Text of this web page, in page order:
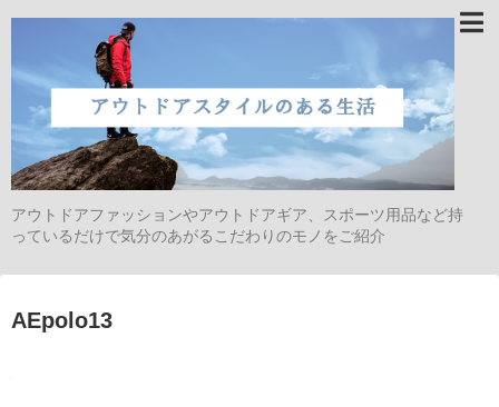
アウトドアファッションやアウトドアギア、スポーツ用品など持
っているだけで気分のあがるこだわりのモノをご紹介
AEpolo13